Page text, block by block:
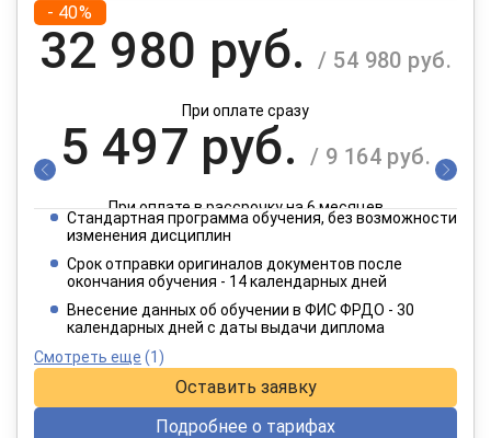
- 40%
32 980 руб. / 54 980 руб.
При оплате сразу
5 497 руб. / 9 164 руб.
При оплате в рассрочку на 6 месяцев
2 749 руб.
При оплате в рассрочку на 12 месяцев
Стандартная программа обучения, без возможности
изменения дисциплин
Срок отправки оригиналов документов после
окончания обучения - 14 календарных дней
Внесение данных об обучении в ФИС ФРДО - 30
календарных дней с даты выдачи диплома
Смотреть еще (1)
Оставить заявку
Подробнее о тарифах